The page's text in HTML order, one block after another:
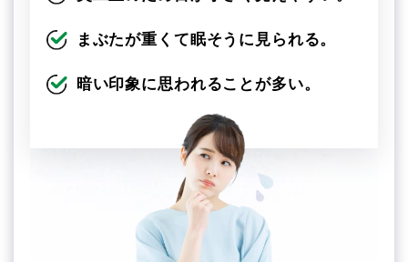
まぶたが重くて眠そうに見られる。
暗い印象に思われることが多い。